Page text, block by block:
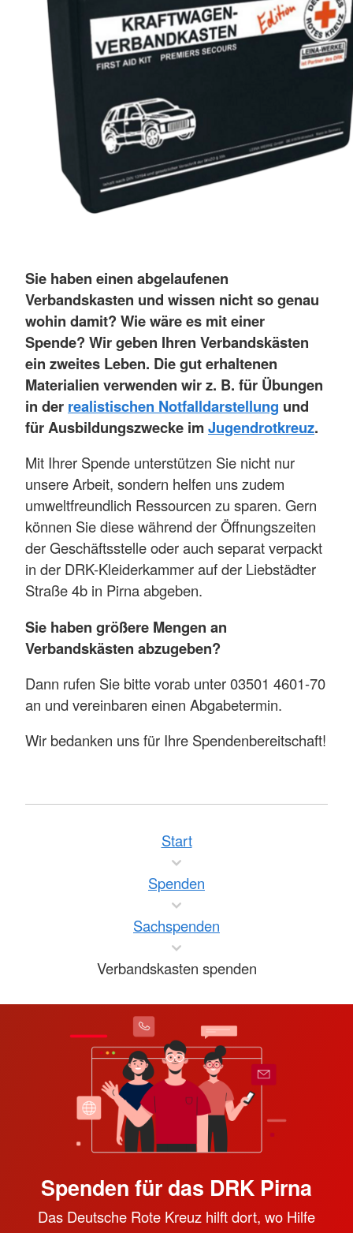
Sie haben einen abgelaufenen
Verbandskasten und wissen nicht so genau
wohin damit? Wie wäre es mit einer
Spende? Wir geben Ihren Verbandskästen
ein zweites Leben. Die gut erhaltenen
Materialien verwenden wir z. B. für Übungen
in der realistischen Notfalldarstellung und
für Ausbildungszwecke imJugendrotkreuz.
Mit Ihrer Spende unterstützen Sie nicht nur
unsere Arbeit, sondern helfen uns zudem
umweltfreundlich Ressourcen zu sparen. Gern
können Sie diese während der Öffnungszeiten
der Geschäftsstelle oder auch separat verpackt
in der DRK-Kleiderkammer auf der Liebstädter
Straße 4b in Pirna abgeben.
Sie haben größere Mengen an
Verbandskästen abzugeben?
Dann rufen Sie bitte vorab unter 03501 4601-70
an und vereinbaren einen Abgabetermin.
Wir bedanken uns für Ihre Spendenbereitschaft!
Start
Spenden
Sachspenden
Verbandskasten spenden
Spenden für das DRK Pirna
Das Deutsche Rote Kreuz hilft dort, wo Hilfe